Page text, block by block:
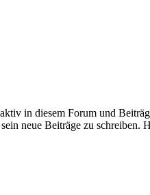
in diesem Forum und
neue Beiträge zu schreiben.